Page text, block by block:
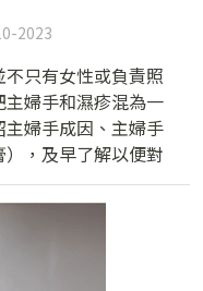
2023
只有女性或負責照
婦手和濕疹混為一
婦手成因、主婦手
，及早了解以便對